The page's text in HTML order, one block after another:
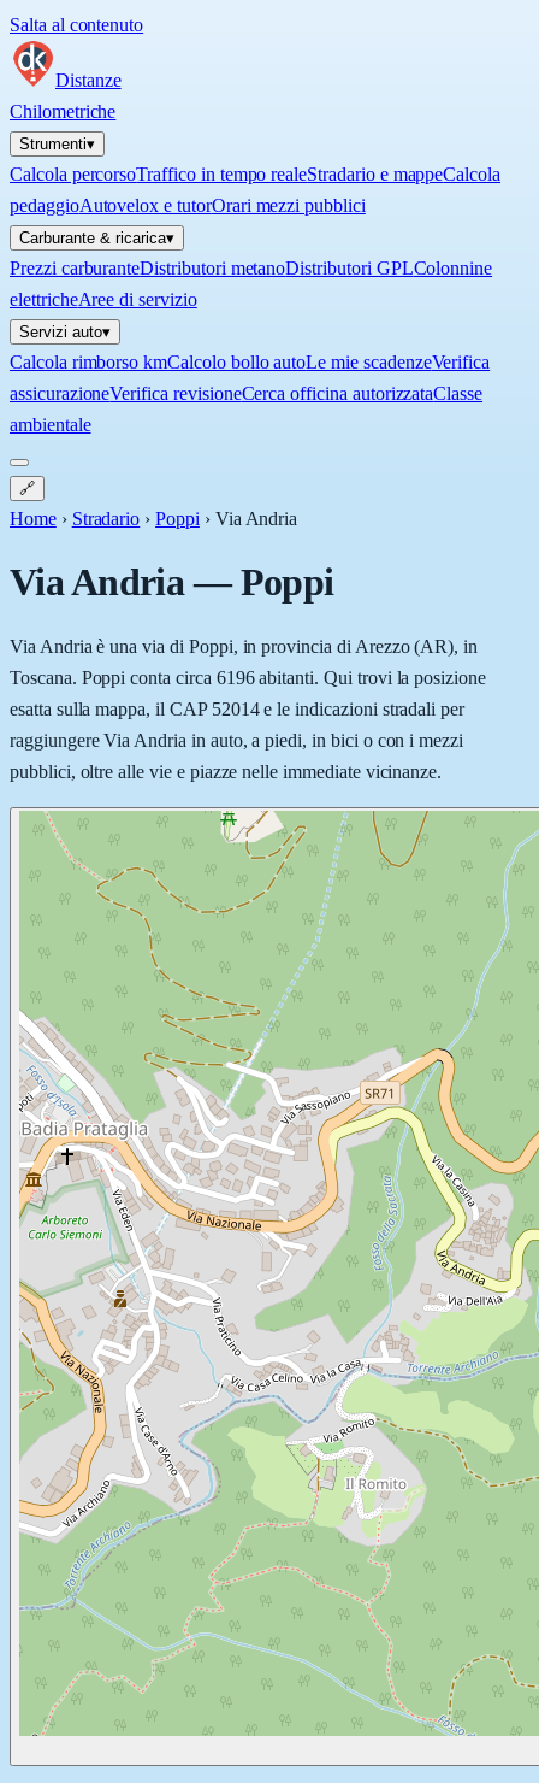
Salta al contenuto
Distanze
Chilometriche
Strumenti▾
Calcola percorsoTraffico in tempo realeStradario e mappeCalcola
pedaggioAutovelox e tutorOrari mezzi pubblici
Carburante & ricarica▾
Prezzi carburanteDistributori metanoDistributori GPLColonnine
elettricheAree di servizio
Servizi auto▾
Calcola rimborso kmCalcolo bollo autoLe mie scadenzeVerifica
assicurazioneVerifica revisioneCerca officina autorizzataClasse
ambientale
🔗
Home › Stradario › Poppi › Via Andria
Via Andria—Poppi
Via Andria è una via di Poppi, in provincia di Arezzo (AR), in
Toscana. Poppi conta circa 6196 abitanti. Qui trovi la posizione
esatta sulla mappa, il CAP 52014 e le indicazioni stradali per
raggiungere Via Andria in auto, a piedi, in bici o con i mezzi
pubblici, oltre alle vie e piazze nelle immediate vicinanze.